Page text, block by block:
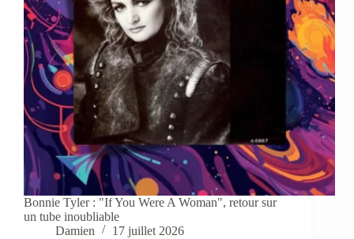
Bonnie Tyler : "If You Were A Woman", retour sur
un tube inoubliable
Damien
17 juillet 2026